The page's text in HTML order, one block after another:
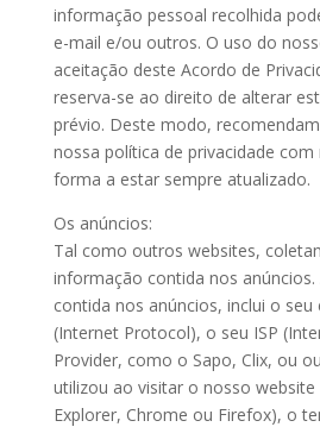
informação pessoal recolhida
e-mail e/ou outros. O uso do
aceitação deste Acordo de
reserva-se ao direito de alterar
prévio. Deste modo,
nossa política de privacidade com
forma a estar sempre atualizado.
Os anúncios:
Tal como outros websites,
informação contida nos
contida nos anúncios, inclui o seu
(Internet Protocol), o seu ISP
Provider, como o Sapo, Clix, ou
utilizou ao visitar o nosso
Explorer, Chrome ou Firefox), o